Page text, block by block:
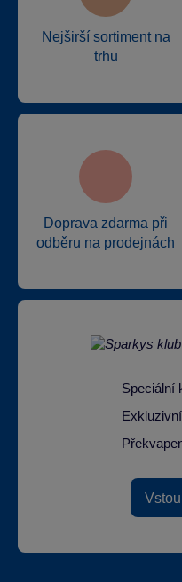
Nejširší sortiment na
trhu
Doprava zdarma při
odběru na prodejnách
Speciální